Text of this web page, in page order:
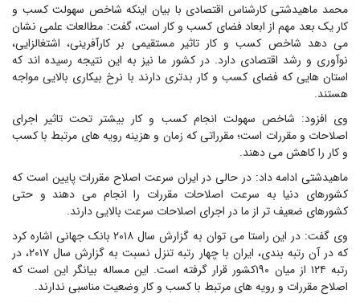
محمد ماهیدشتی کارشناس اقتصادی با بیان اینکه شاخص سهولت کسب و
کار یک بعد مهم از ابعاد فضای کسب و کار است، گفت: مطالعات علمی نشان
می دهد شاخص کسب و کار تاثیر مستقیمی بر کارآفرینی، اشتغالزایی،
نوآوری و رشد اقتصادی دارد. در کشور ما نیز به این نتیجه رسیده اند که
استان هایی که فضای کسب و کار بدتری دارند با نرخ بیکاری بالایی مواجه
هستند.
وی افزود: شاخص سهولت انجام کسب و کار بیشتر تحت تاثیر اجرای
اصلاحات و مقررات است؛ مقرراتی که زمان و هزینه‌ رویه های مرتبط با کسب
و کار را کاهش می دهند.
ماهیدشتی ادامه داد: در حالی در ایران سرعت اصلاح مقررات پایین است که
کشورهای دنیا به سرعت اصلاحات مقررات را انجام می دهند و حتی
کشورهای ضعیف تر از ما در اجرای اصلاحات سرعت بالایی دارند.
وی گفت: در این راستا می توان به گزارش سال ۲۰۱۸ بانک جهانی اشاره کرد
که در آن رتبه بندی، ایران با چهار رتبه تنزل نسبت به گزارش سال ۲۰۱۷، در
رتبه ۱۲۴ از میان ۱۹۰کشور قرار گرفته است. این مساله بیانگر این است که
اصلاح مقررات و رویه های مرتبط با کسب و کار وضعیت مناسبی ندارند.